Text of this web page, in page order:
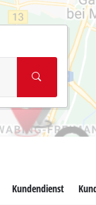
Kundendienst